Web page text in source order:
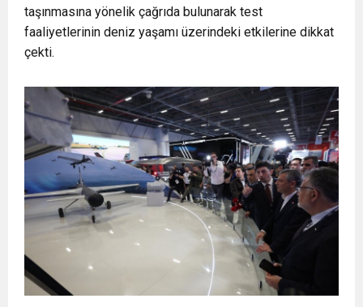
taşınmasına yönelik çağrıda bulunarak test
faaliyetlerinin deniz yaşamı üzerindeki etkilerine dikkat
çekti.